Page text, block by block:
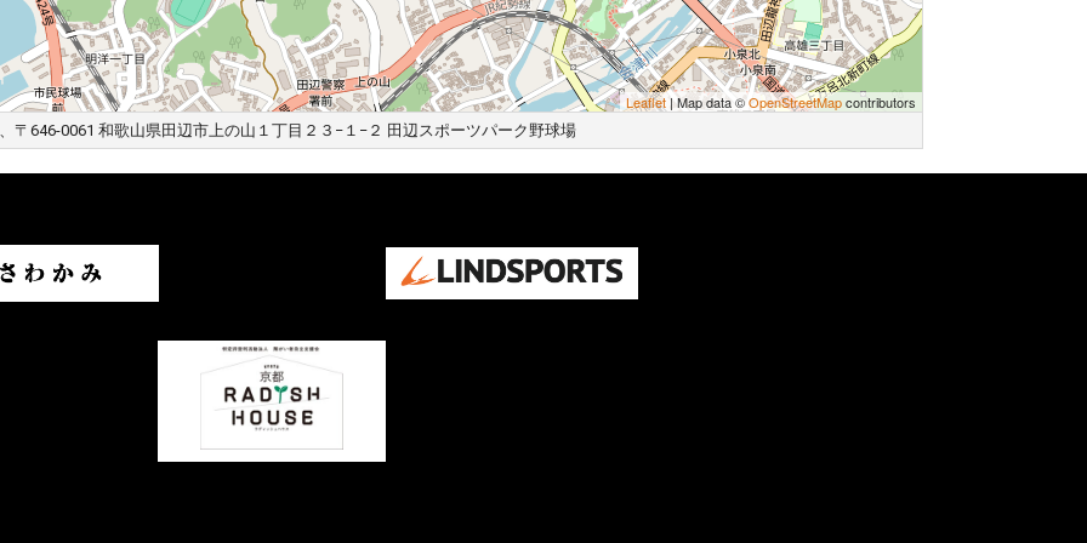
Leaflet| Map data ©OpenStreetMapcontributors
〒646-0061 和歌山県田辺市上の山１丁目２３−１−２ 田辺スポーツパーク野球場